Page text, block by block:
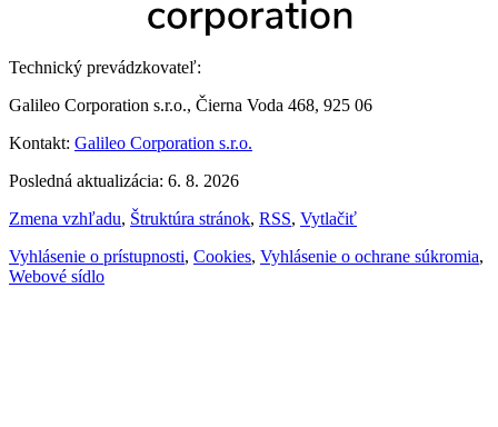
Technický prevádzkovateľ:
Galileo Corporation s.r.o., Čierna Voda 468, 925 06
Kontakt: Galileo Corporation s.r.o.
Posledná aktualizácia: 6. 8. 2026
Zmena vzhľadu, Štruktúra stránok, RSS, Vytlačiť
Vyhlásenie o prístupnosti, Cookies, Vyhlásenie o ochrane súkromia,
Webové sídlo